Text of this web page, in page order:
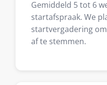
Gemiddeld 5 tot 6
startafspraak. We
startvergadering
af te stemmen.